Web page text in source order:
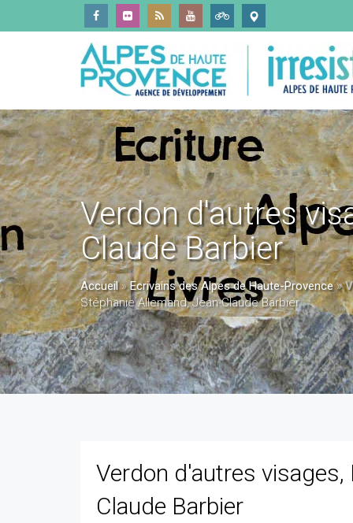
Verdon d'autres
Claude Barbier
Accueil»Ecrivains des Alpes de Haute-Provence»
Stéphanie Allemand, Jean-Claude Barbier
Verdon d'autres visages,
Claude Barbier